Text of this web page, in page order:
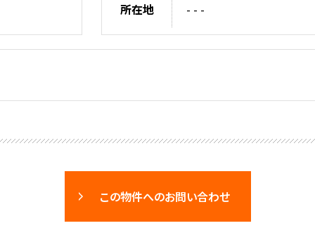
所在地 - - -
この物件へのお問い合わせ